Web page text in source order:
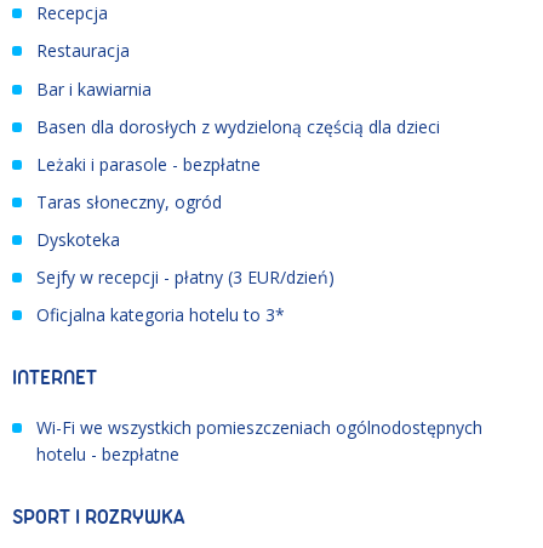
Recepcja
Restauracja
Bar i kawiarnia
Basen dla dorosłych z wydzieloną częścią dla dzieci
Leżaki i parasole - bezpłatne
Taras słoneczny, ogród
Dyskoteka
Sejfy w recepcji - płatny (3 EUR/dzień)
Oficjalna kategoria hotelu to 3*
INTERNET
Wi-Fi we wszystkich pomieszczeniach ogólnodostępnych
hotelu - bezpłatne
SPORT I ROZRYWKA